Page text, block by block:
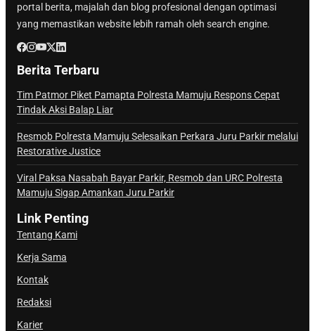
portal berita, majalah dan blog profesional dengan optimasi
yang memastikan website lebih ramah oleh search engine.
Berita Terbaru
Tim Patmor Piket Pamapta Polresta Mamuju Respons Cepat
Tindak Aksi Balap Liar
Resmob Polresta Mamuju Selesaikan Perkara Juru Parkir melalui
Restorative Justice
Viral Paksa Nasabah Bayar Parkir, Resmob dan URC Polresta
Mamuju Sigap Amankan Juru Parkir
Link Penting
Tentang Kami
Kerja Sama
Kontak
Redaksi
Karier